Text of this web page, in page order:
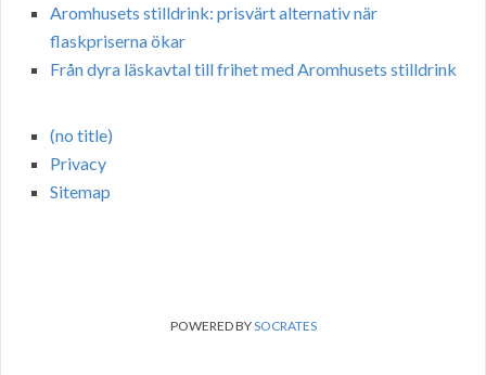
Aromhusets stilldrink: prisvärt alternativ när
flaskpriserna ökar
Från dyra läskavtal till frihet med Aromhusets stilldrink
(no title)
Privacy
Sitemap
POWERED BYSOCRATES